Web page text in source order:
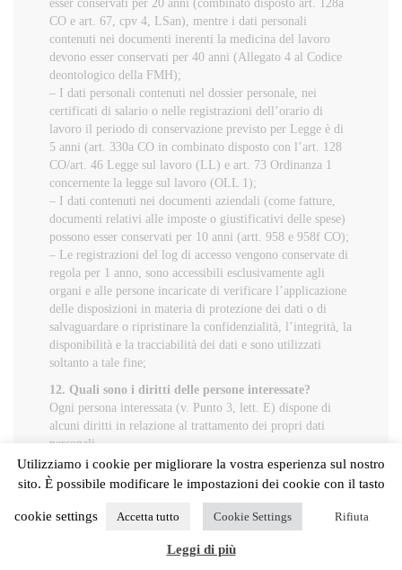
esser conservati per 20 anni (combinato disposto art. 128a
CO e art. 67, cpv 4, LSan), mentre i dati personali
contenuti nei documenti inerenti la medicina del lavoro
devono esser conservati per 40 anni (Allegato 4 al Codice
deontologico della FMH);
– I dati personali contenuti nel dossier personale, nei
certificati di salario o nelle registrazioni dell’orario di
lavoro il periodo di conservazione previsto per Legge è di
5 anni (art. 330a CO in combinato disposto con l’art. 128
CO/art. 46 Legge sul lavoro (LL) e art. 73 Ordinanza 1
concernente la legge sul lavoro (OLL 1);
– I dati contenuti nei documenti aziendali (come fatture,
documenti relativi alle imposte o giustificativi delle spese)
possono esser conservati per 10 anni (artt. 958 e 958f CO);
– Le registrazioni del log di accesso vengono conservate di
regola per 1 anno, sono accessibili esclusivamente agli
organi e alle persone incaricate di verificare l’applicazione
delle disposizioni in materia di protezione dei dati o di
salvaguardare o ripristinare la confidenzialità, l’integrità, la
disponibilità e la tracciabilità dei dati e sono utilizzati
soltanto a tale fine;
12. Quali sono i diritti delle persone interessate?
Ogni persona interessata (v. Punto 3, lett. E) dispone di
alcuni diritti in relazione al trattamento dei propri dati
personali.
In particolare ogni soggetto interessato ha il diritto di:
 richiedere l’accesso ai propri dati personali (diritto di
 richiedere l’aggiornamento/modifica/correzione dei
propri dati personali inesatti o incompleti (diritto di
Utilizziamo i cookie per migliorare la vostra esperienza sul nostro
sito. È possibile modificare le impostazioni dei cookie con il tasto
cookie settings Accetta tutto Cookie Settings Rifiuta
Leggi di più